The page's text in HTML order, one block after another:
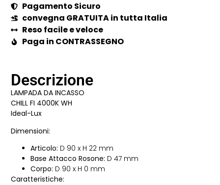
Pagamento Sicuro
convegna GRATUITA in tutta Italia
Reso facile e veloce
Paga in CONTRASSEGNO
Descrizione
LAMPADA DA INCASSO
CHILL FI 4000K WH
Ideal-Lux
Dimensioni:
Articolo: D 90 x H 22 mm
Base Attacco Rosone: D 47 mm
Corpo: D 90 x H 0 mm
Caratteristiche: